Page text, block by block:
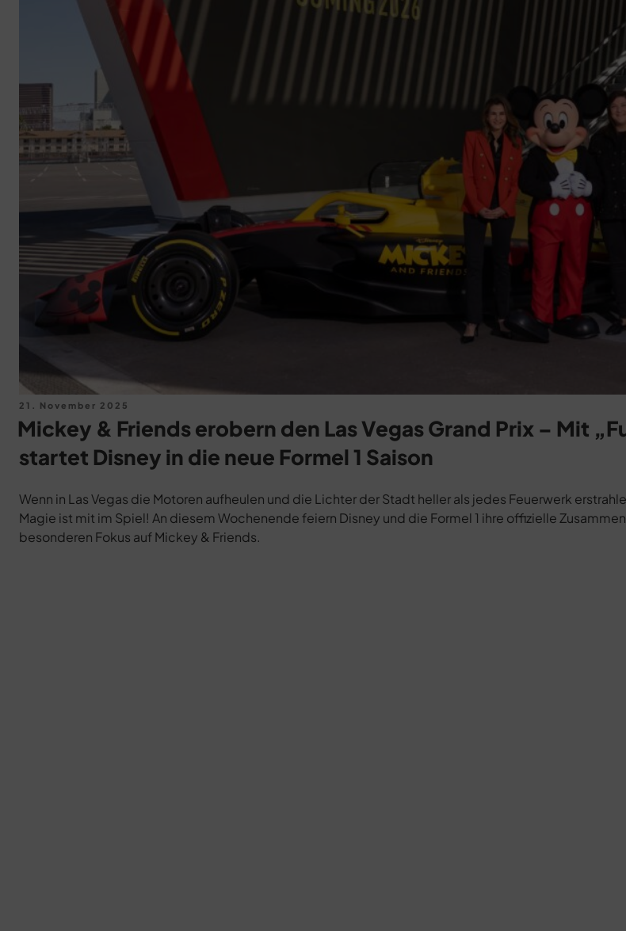
Veröffentlicht
21. November 2025
Mickey & Friends erobern den Las Vegas Grand Prix – Mit
startet Disney in die neue Formel 1 Saison
Wenn in Las Vegas die Motoren aufheulen und die Lichter der Stadt heller als jedes Feuerwerk
Magie ist mit im Spiel! An diesem Wochenende feiern Disney und die Formel 1 ihre offizielle
besonderen Fokus auf Mickey & Friends.